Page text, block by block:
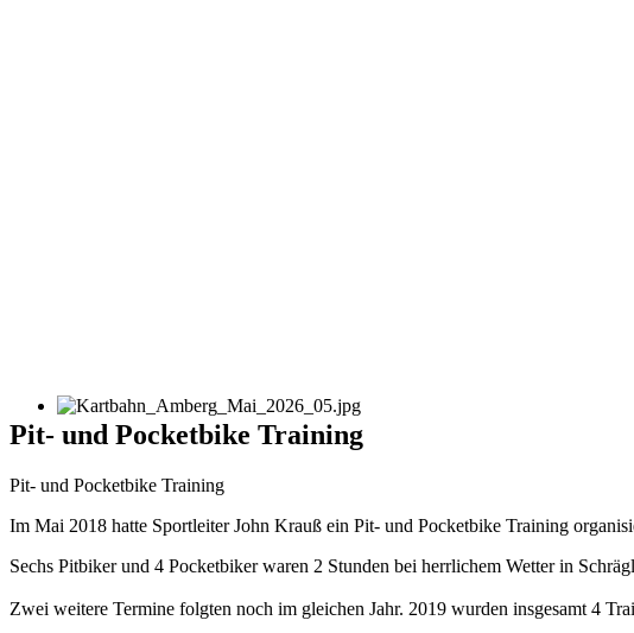
Pit- und Pocketbike Training
Pit- und Pocketbike Training
Im Mai 2018 hatte Sportleiter John Krauß ein Pit- und Pocketbike Training
Sechs Pitbiker und 4 Pocketbiker waren 2 Stunden bei herrlichem Wetter in
Zwei weitere Termine folgten noch im gleichen Jahr. 2019 wurden insgesamt 4